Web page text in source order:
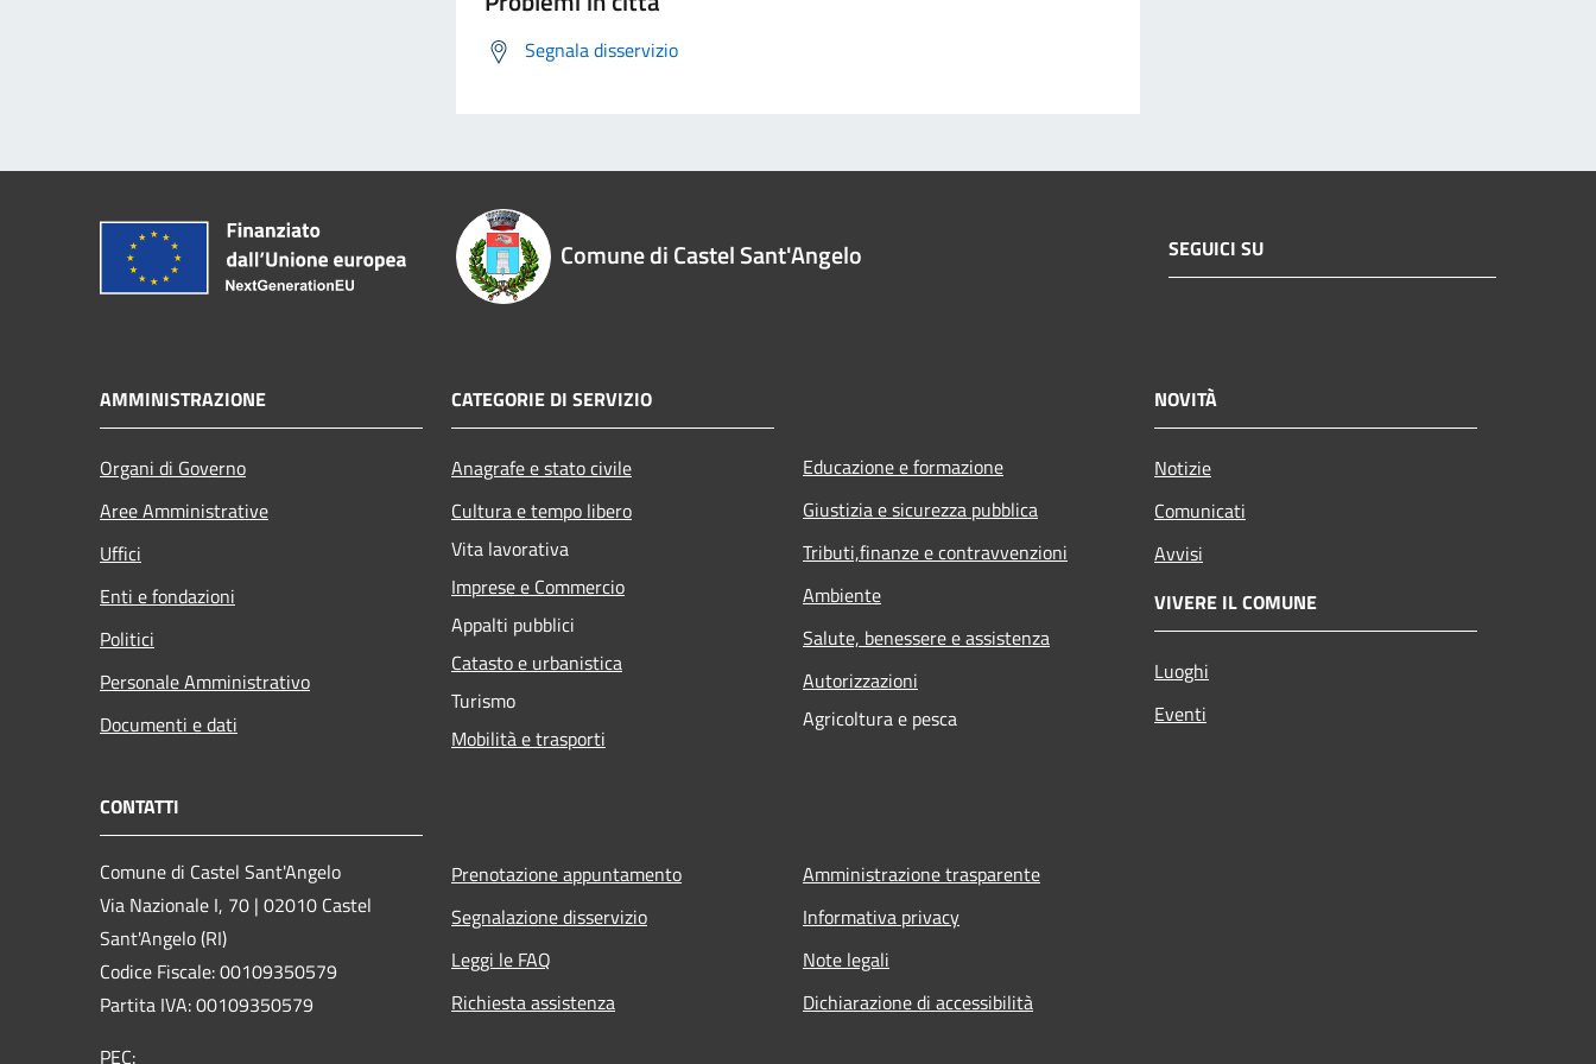
Segnala disservizio
Comune di Castel Sant'Angelo SEGUICI SU
AMMINISTRAZIONE
Organi di Governo
Aree Amministrative
Uffici
Enti e fondazioni
Politici
Personale Amministrativo
Documenti e dati
CATEGORIE DI SERVIZIO
Anagrafe e stato civile
Cultura e tempo libero
Vita lavorativa
Imprese e Commercio
Appalti pubblici
Catasto e urbanistica
Turismo
Mobilità e trasporti
Educazione e formazione
Giustizia e sicurezza pubblica
Tributi,finanze e contravvenzioni
Ambiente
Salute, benessere e assistenza
Autorizzazioni
Agricoltura e pesca
NOVITÀ
Notizie
Comunicati
Avvisi
VIVERE IL COMUNE
Luoghi
Eventi
CONTATTI
Comune di Castel Sant'Angelo
Via Nazionale I, 70 | 02010 Castel
Sant'Angelo (RI)
Codice Fiscale: 00109350579
Partita IVA: 00109350579
PEC:
Prenotazione appuntamento
Segnalazione disservizio
Leggi le FAQ
Richiesta assistenza
Amministrazione trasparente
Informativa privacy
Note legali
Dichiarazione di accessibilità